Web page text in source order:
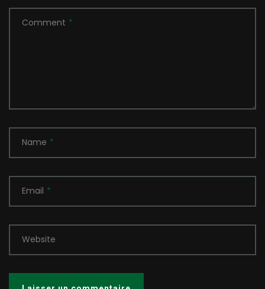
Comment *
Name *
Email *
Website